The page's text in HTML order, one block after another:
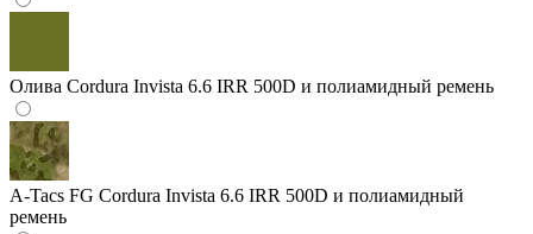
Олива Cordura Invista 6.6 IRR 500D и полиамидный ремень
A-Tacs FG Cordura Invista 6.6 IRR 500D и полиамидный
ремень